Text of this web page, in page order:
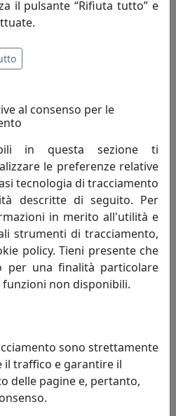
MATRIX MX002
647,00 €
MATRIX NET MX132
il pulsante “Rifiuta tutto” e
al consenso per le
in questa sezione ti
le preferenze relative
tecnologia di tracciamento
descritte di seguito. Per
in merito all'utilità e
strumenti di tracciamento,
policy. Tieni presente che
per una finalità particolare
non disponibili.
sono strettamente
il traffico e garantire il
delle pagine e, pertanto,